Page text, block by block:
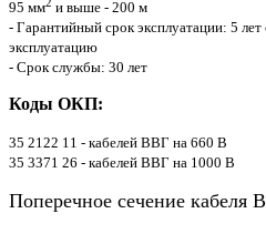
95 мм и выше - 200 м
- Гарантийный срок эксплуатации: 5 лет
эксплуатацию
- Срок службы: 30 лет
Коды ОКП:
35 2122 11 - кабелей ВВГ на 660 В
35 3371 26 - кабелей ВВГ на 1000 В
Поперечное сечение